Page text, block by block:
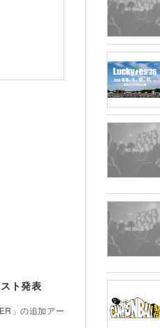
ト発表
」の追加アー